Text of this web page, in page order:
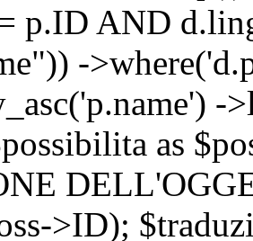
p.ID AND
-
as
>ID);